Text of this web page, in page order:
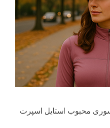
محبوب استایل اسپرت